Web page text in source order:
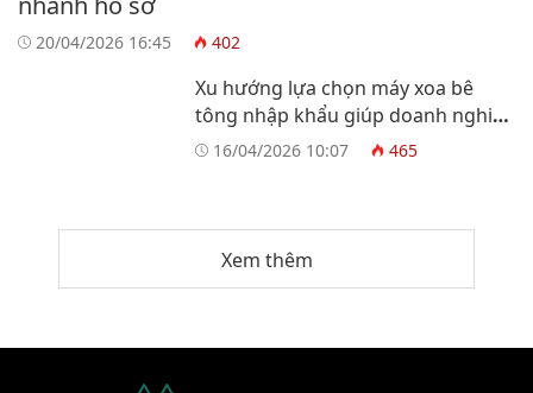
20/04/2026 16:45 402
Xu hướng lựa chọn máy xoa bê
tông nhập khẩu giúp doanh nghiệp
tối ưu vận hành
16/04/2026 10:07 465
Xem thêm